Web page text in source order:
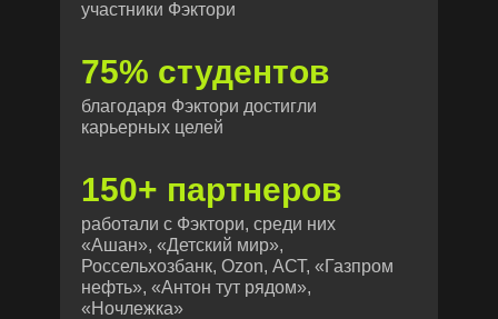
150+ партнеров
работали с Фэктори, среди них
«Ашан», «Детский мир»,
Россельхозбанк, Ozon, АСТ, «Газпром
нефть», «Антон тут рядом»,
«Ночлежка»
благодаря Фэктори достигли
карьерных целей
75% студентов
участники Фэктори